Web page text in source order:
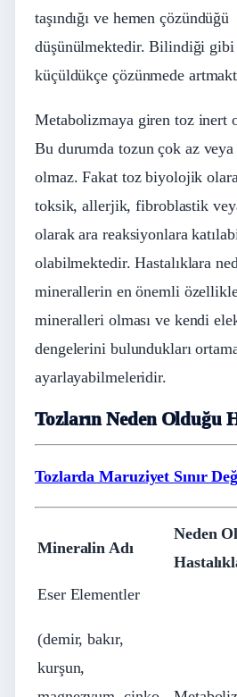
taşındığı ve hemen çözündüğü
düşünülmektedir. Bilindiği gibi
küçüldükçe çözünmede
Metabolizmaya giren toz inert
Bu durumda tozun çok az
olmaz. Fakat toz biyolojik
toksik, allerjik, fibroblastik
olarak ara reaksiyonlara
olabilmektedir. Hastalıklara
minerallerin en önemli
mineralleri olması ve kendi
dengelerini bulundukları
ayarlayabilmeleridir.
Tozların Neden Olduğu
Tozlarda Maruziyet Sınır
Mineralin Adı
Neden
Eser Elementler
(demir, bakır,
kurşun,